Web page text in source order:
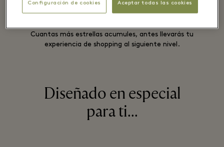
Sube de nivel
Cuantas más estrellas acumules, antes llevarás tu
experiencia de shopping al siguiente nivel.
Diseñado en especial
para ti...
Configuración de cookies Aceptar todas las cookies